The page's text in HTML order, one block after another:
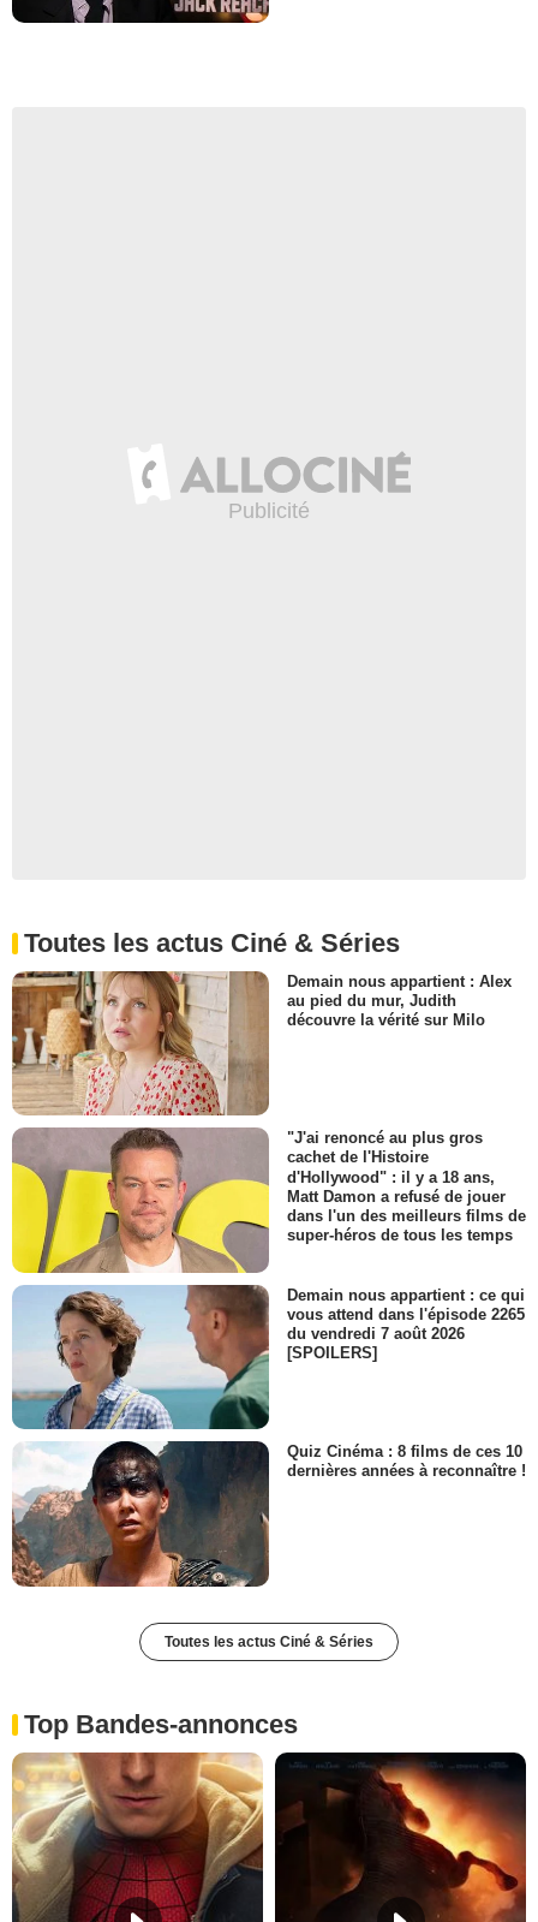
Toutes les actus Ciné & Séries
Demain nous appartient : Alex
au pied du mur, Judith
découvre la vérité sur Milo
"J'ai renoncé au plus gros
cachet de l'Histoire
d'Hollywood" : il y a 18 ans,
Matt Damon a refusé de jouer
dans l'un des meilleurs films de
super-héros de tous les temps
Demain nous appartient : ce qui
vous attend dans l'épisode 2265
du vendredi 7 août 2026
[SPOILERS]
Quiz Cinéma : 8 films de ces 10
dernières années à reconnaître !
Toutes les actus Ciné & Séries
Top Bandes-annonces